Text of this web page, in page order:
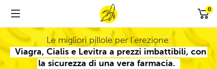
0
Le migliori pillole per l'erezione:
Viagra, Cialis e Levitra a prezzi imbattibili, con
la sicurezza di una vera farmacia.